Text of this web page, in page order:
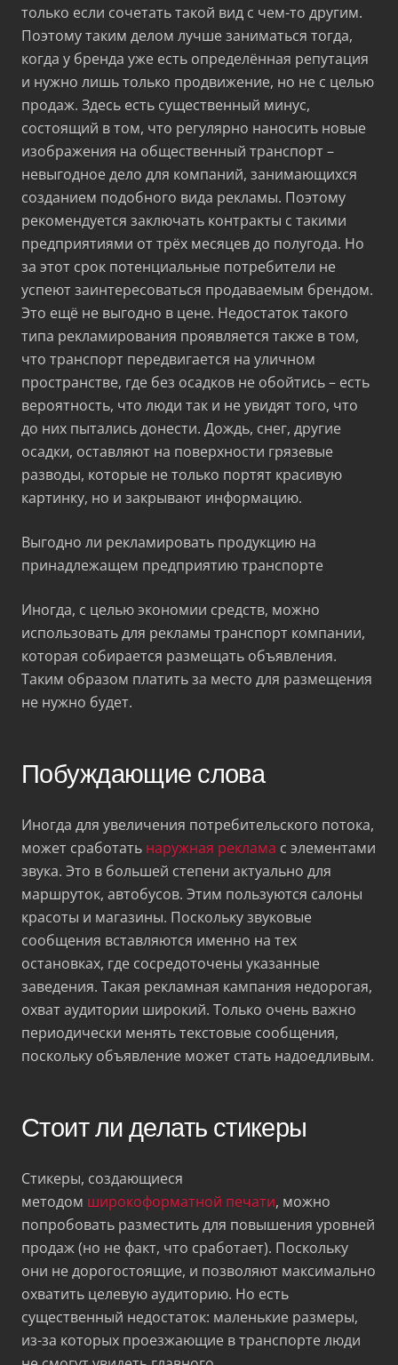
только если сочетать такой вид с чем-то другим.
Поэтому таким делом лучше заниматься тогда,
когда у бренда уже есть определённая репутация
и нужно лишь только продвижение, но не с целью
продаж. Здесь есть существенный минус,
состоящий в том, что регулярно наносить новые
изображения на общественный транспорт –
невыгодное дело для компаний, занимающихся
созданием подобного вида рекламы. Поэтому
рекомендуется заключать контракты с такими
предприятиями от трёх месяцев до полугода. Но
за этот срок потенциальные потребители не
успеют заинтересоваться продаваемым брендом.
Это ещё не выгодно в цене. Недостаток такого
типа рекламирования проявляется также в том,
что транспорт передвигается на уличном
пространстве, где без осадков не обойтись – есть
вероятность, что люди так и не увидят того, что
до них пытались донести. Дождь, снег, другие
осадки, оставляют на поверхности грязевые
разводы, которые не только портят красивую
картинку, но и закрывают информацию.
Выгодно ли рекламировать продукцию на
принадлежащем предприятию транспорте
Иногда, с целью экономии средств, можно
использовать для рекламы транспорт компании,
которая собирается размещать объявления.
Таким образом платить за место для размещения
не нужно будет.
Побуждающие слова
Иногда для увеличения потребительского потока,
может сработать наружная реклама с элементами
звука. Это в большей степени актуально для
маршруток, автобусов. Этим пользуются салоны
красоты и магазины. Поскольку звуковые
сообщения вставляются именно на тех
остановках, где сосредоточены указанные
заведения. Такая рекламная кампания недорогая,
охват аудитории широкий. Только очень важно
периодически менять текстовые сообщения,
поскольку объявление может стать надоедливым.
Стоит ли делать стикеры
Стикеры, создающиеся
методом широкоформатной печати, можно
попробовать разместить для повышения уровней
продаж (но не факт, что сработает). Поскольку
они не дорогостоящие, и позволяют максимально
охватить целевую аудиторию. Но есть
существенный недостаток: маленькие размеры,
из-за которых проезжающие в транспорте люди